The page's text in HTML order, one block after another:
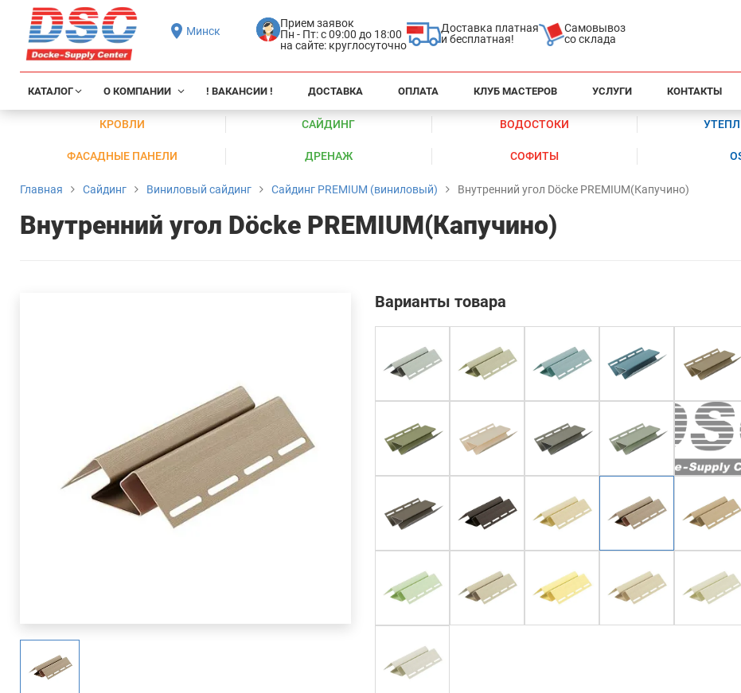
Минск
Прием заявок
Пн - Пт: с 09:00 до 18:00
на сайте: круглосуточно
Доставка платная
и бесплатная!
Самовывоз
со склада
КАТАЛОГ О КОМПАНИИ ! ВАКАНСИИ ! ДОСТАВКА ОПЛАТА КЛУБ МАСТЕРОВ УСЛУГИ КОНТАКТЫ
КРОВЛИ САЙДИНГ ВОДОСТОКИ
ФАСАДНЫЕ ПАНЕЛИ ДРЕНАЖ СОФИТЫ
Главная Сайдинг Виниловый сайдинг Сайдинг PREMIUM (виниловый) Внутренний угол Döcke PREMIUM(Капучино)
Внутренний угол Döcke PREMIUM(Капучино)
Варианты товара